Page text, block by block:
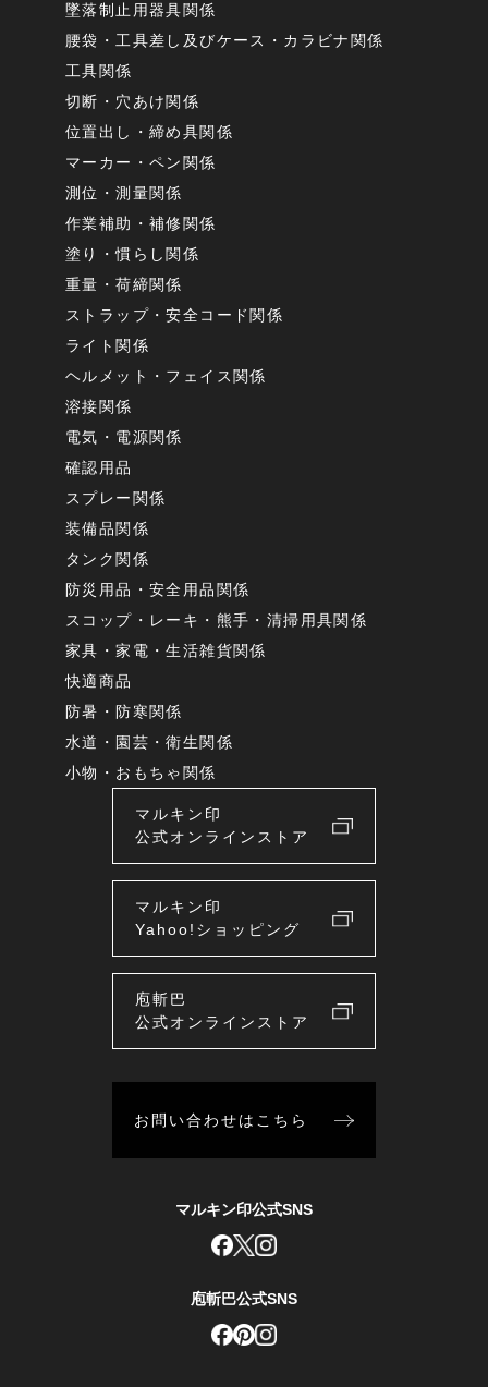
墜落制止用器具関係
腰袋・工具差し及びケース・カラビナ関係
工具関係
切断・穴あけ関係
位置出し・締め具関係
マーカー・ペン関係
測位・測量関係
作業補助・補修関係
塗り・慣らし関係
重量・荷締関係
ストラップ・安全コード関係
ライト関係
ヘルメット・フェイス関係
溶接関係
電気・電源関係
確認用品
スプレー関係
装備品関係
タンク関係
防災用品・安全用品関係
スコップ・レーキ・熊手・清掃用具関係
家具・家電・生活雑貨関係
快適商品
防暑・防寒関係
水道・園芸・衛生関係
小物・おもちゃ関係
マルキン印
公式オンラインストア
マルキン印
Yahoo!ショッピング
庖斬巴
公式オンラインストア
お問い合わせはこちら
マルキン印公式SNS
庖斬巴公式SNS